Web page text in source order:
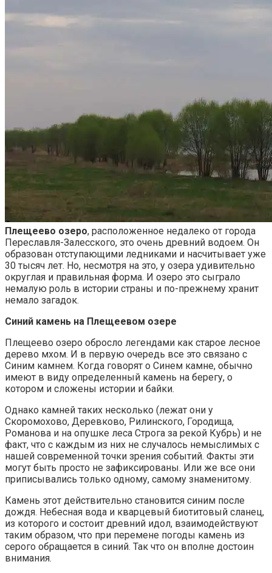
Плещеево озеро, расположенное недалеко от города
Переславля-Залесского, это очень древний водоем. Он
образован отступающими ледниками и насчитывает уже
30 тысяч лет. Но, несмотря на это, у озера удивительно
округлая и правильная форма. И озеро это сыграло
немалую роль в истории страны и по-прежнему хранит
немало загадок.
Синий камень на Плещеевом озере
Плещеево озеро обросло легендами как старое лесное
дерево мхом. И в первую очередь все это связано с
Синим камнем. Когда говорят о Синем камне, обычно
имеют в виду определенный камень на берегу, о
котором и сложены истории и байки.
Однако камней таких несколько (лежат они у
Скоромохово, Деревково, Рилинского, Городища,
Романова и на опушке леса Строга за рекой Кубрь) и не
факт, что с каждым из них не случалось немыслимых с
нашей современной точки зрения событий. Факты эти
могут быть просто не зафиксированы. Или же все они
приписывались только одному, самому знаменитому.
Камень этот действительно становится синим после
дождя. Небесная вода и кварцевый биотитовый сланец,
из которого и состоит древний идол, взаимодействуют
таким образом, что при перемене погоды камень из
серого обращается в синий. Так что он вполне достоин
внимания.